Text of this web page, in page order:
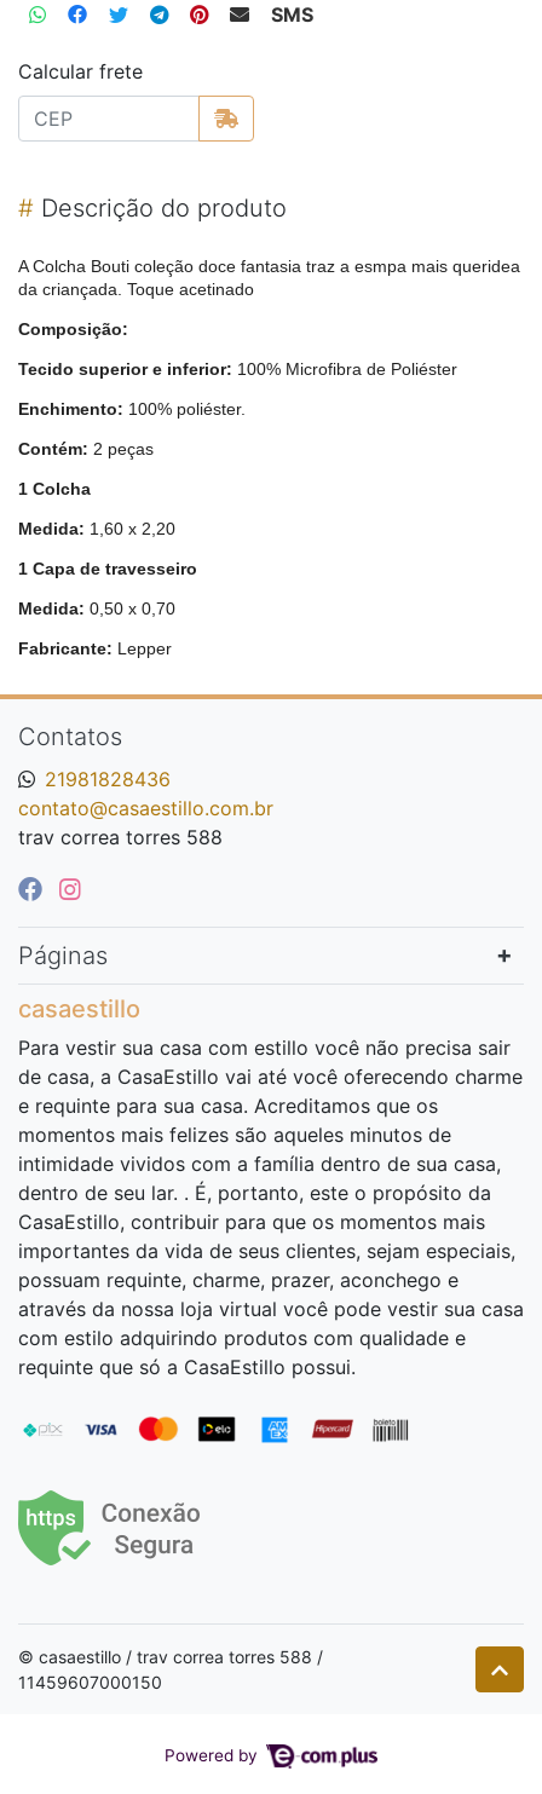
SMS
Calcular frete
# Descrição do produto
A Colcha Bouti coleção doce fantasia traz a esmpa mais queridea
da criançada. Toque acetinado
Composição:
Tecido superior e inferior: 100% Microfibra de Poliéster
Enchimento: 100% poliéster.
Contém: 2 peças
1 Colcha
Medida: 1,60 x 2,20
1 Capa de travesseiro
Medida: 0,50 x 0,70
Fabricante: Lepper
Contatos
21981828436
contato@casaestillo.com.br
trav correa torres 588
Páginas
casaestillo
Para vestir sua casa com estillo você não precisa sair
de casa, a CasaEstillo vai até você oferecendo charme
e requinte para sua casa. Acreditamos que os
momentos mais felizes são aqueles minutos de
intimidade vividos com a família dentro de sua casa,
dentro de seu lar. . É, portanto, este o propósito da
CasaEstillo, contribuir para que os momentos mais
importantes da vida de seus clientes, sejam especiais,
possuam requinte, charme, prazer, aconchego e
através da nossa loja virtual você pode vestir sua casa
com estilo adquirindo produtos com qualidade e
requinte que só a CasaEstillo possui.
© casaestillo / trav correa torres 588 /
11459607000150
Powered by